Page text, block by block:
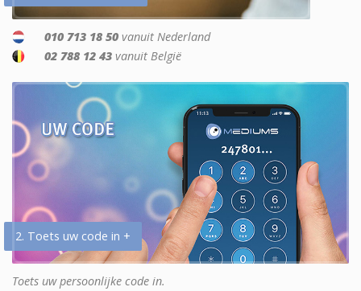
010 713 18 50 vanuit Nederland
02 788 12 43 vanuit België
2. Toets uw code in +
Toets uw persoonlijke code in.